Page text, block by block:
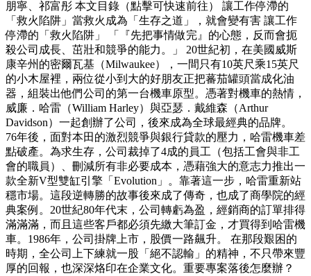
朋寧、祁富彤 本文目錄（點擊可快速前往） 讓工作停滯的
「救火陷阱」當救火成為「生存之道」，就會變有害 讓工作
停滯的「救火陷阱」 「『先把事情做完』的心態，反而會扼
殺公司成長、茁壯和競爭的能力。」 20世紀初，在美國威斯
康辛州的密爾瓦基（Milwaukee），一間只有10英尺乘15英尺
的小木屋裡，兩位從小到大的好朋友正把蕃茄罐頭當成化油
器，組裝出他們公司的第一台機車原型。憑著對機車的熱情，
威廉．哈雷（William Harley）與亞瑟．戴維森（Arthur
Davidson）一起創辦了公司，後來成為全球最經典的品牌。
76年後，面對本田的激烈競爭與銀行貸款的壓力，哈雷機車差
點破產。為求生存，公司裁掉了4成的員工（包括工會與非工
會的職員）、刪減所有非必要成本，憑藉強大的意志力推出一
款全新V型雙缸引擎「Evolution」。靠著這一步，哈雷重新站
穩市場。這段逆轉勝的故事後來成了傳奇，也成了商學院的經
典案例。20世紀80年代末，公司轉虧為盈，經銷商的訂單排得
滿滿滿，而且這些客戶都必須先繳大筆訂金，才買得到哈雷機
車。1986年，公司掛牌上市，股價一路飆升。 在那段艱困的
時期，全公司上下練就一股「絕不認輸」的精神，不只帶來豐
厚的回報，也深深烙印在企業文化。重要專案落後怎麼辦？